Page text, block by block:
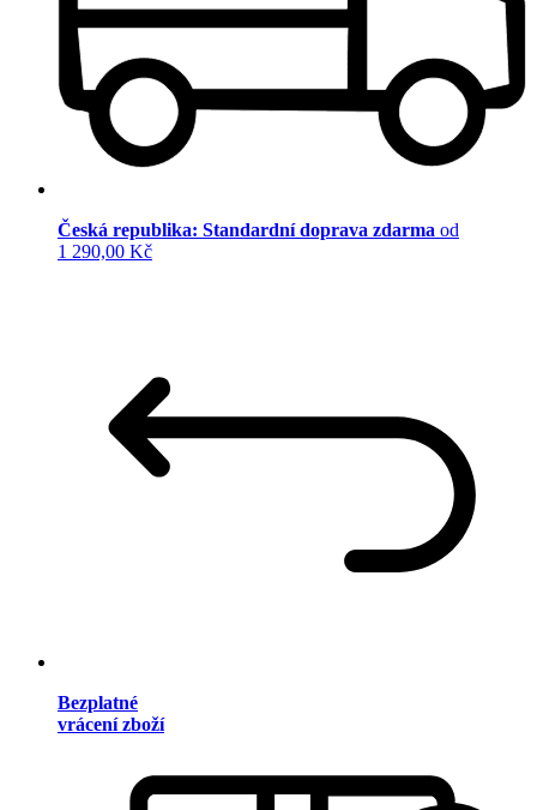
Česká republika: Standardní doprava zdarma od
1 290,00 Kč
Bezplatné
vrácení zboží